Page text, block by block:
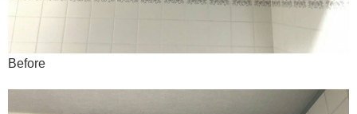
Before